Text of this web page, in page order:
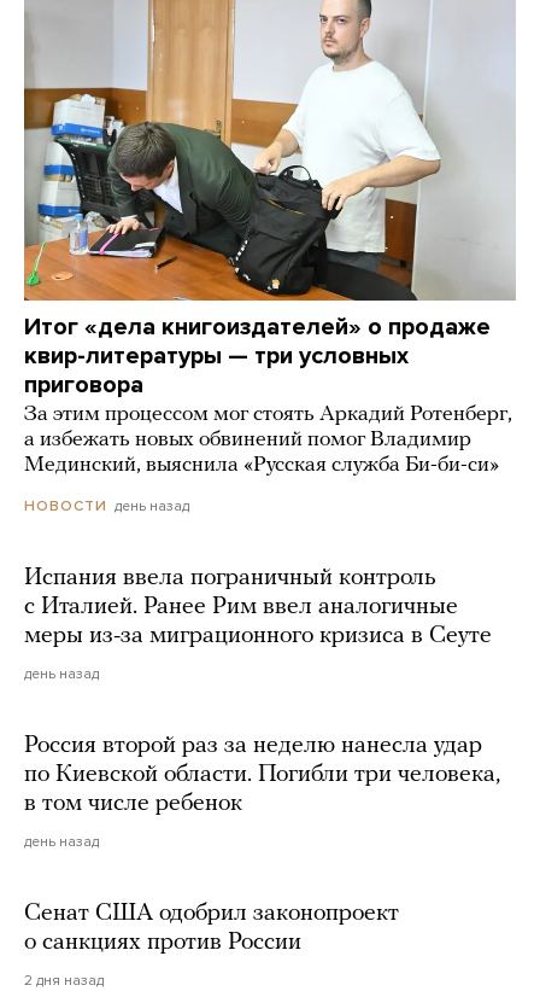
Итог «дела книгоиздателей» о продаже
квир-литературы — три условных
приговора
За этим процессом мог стоять Аркадий Ротенберг,
а избежать новых обвинений помог Владимир
Мединский, выяснила «Русская служба Би-би-си»
НОВОСТИ день назад
Испания ввела пограничный контроль
с Италией. Ранее Рим ввел аналогичные
меры из-за миграционного кризиса в Сеуте
день назад
Россия второй раз за неделю нанесла удар
по Киевской области. Погибли три человека,
в том числе ребенок
день назад
Сенат США одобрил законопроект
о санкциях против России
2 дня назад